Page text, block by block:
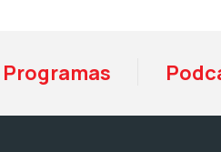
Programas